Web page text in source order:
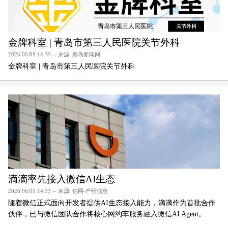
金牌科室 | 青岛市第三人民医院关节外科
2026 06/09 14:39 -- 来源: 青岛新闻网
金牌科室 | 青岛市第三人民医院关节外科
滴滴率先接入微信AI生态
2026 06/09 14:33 -- 来源: 信网-产经信息
随着微信正式面向开发者提供AI生态接入能力，滴滴作为首批合作
伙伴，已与微信团队合作将核心网约车服务融入微信AI Agent。